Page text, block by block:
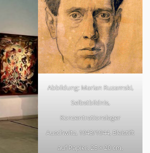
Abbildung: Marian Ruzamski,
Selbstbildnis,
Konzentrationslager
Auschwitz, 1943/1944, Bleistift
auf Papier, 25 × 20 cm,